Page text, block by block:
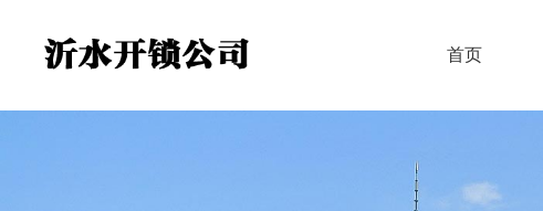
首页